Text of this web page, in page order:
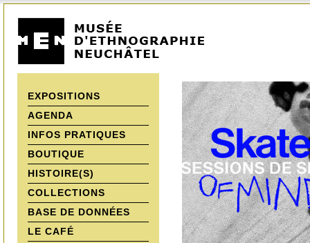
EXPOSITIONS
AGENDA
INFOS PRATIQUES
BOUTIQUE
HISTOIRE(S)
COLLECTIONS
BASE DE DONNÉES
LE CAFÉ